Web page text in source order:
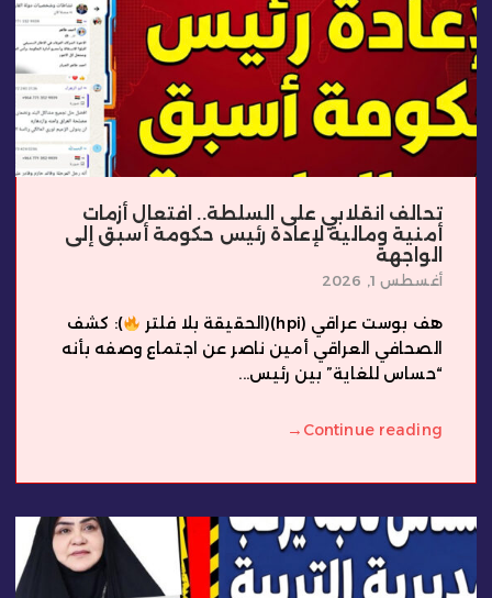
تحالف انقلابي على السلطة.. افتعال أزمات
أمنية ومالية لإعادة رئيس حكومة أسبق إلى
الواجهة
أغسطس 1, 2026
هف بوست عراقي (hpi)(الحقيقة بلا فلتر
): كشف
الصحافي العراقي أمين ناصر عن اجتماع وصفه بأنه
“حساس للغاية” بين رئيس...
Continue reading
→